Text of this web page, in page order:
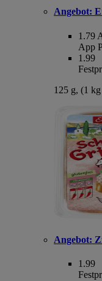
Angebot:
1.79
App
1.99
125 g, (1
Angebot:
1.99